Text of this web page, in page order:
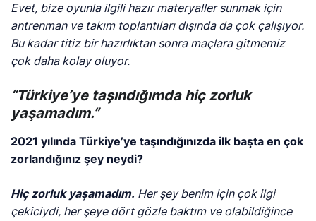
Evet, bize oyunla ilgili hazır materyaller sunmak için
antrenman ve takım toplantıları dışında da çok çalışıyor.
Bu kadar titiz bir hazırlıktan sonra maçlara gitmemiz
çok daha kolay oluyor.
“Türkiye’ye taşındığımda hiç zorluk
yaşamadım.”
2021 yılında Türkiye’ye taşındığınızda ilk başta en çok
zorlandığınız şey neydi?
Hiç zorluk yaşamadım. Her şey benim için çok ilgi
çekiciydi, her şeye dört gözle baktım ve olabildiğince